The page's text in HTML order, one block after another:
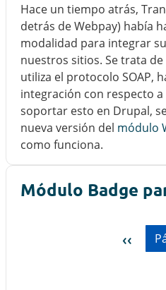
Hace un tiempo atrás,
detrás de Webpay) había
modalidad para integrar
nuestros sitios. Se trata
utiliza el protocolo SOAP,
integración con respecto
soportar esto en Drupal,
nueva versión del módulo
como funciona.
Módulo Badge
‹‹